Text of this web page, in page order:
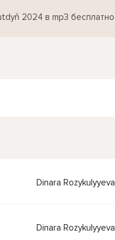
2024 в mp3 бесплатно
Dinara Rozykulyyeva
Dinara Rozykulyyeva